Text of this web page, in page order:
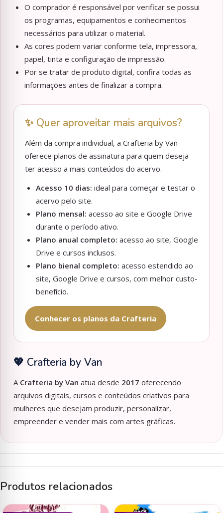
O comprador é responsável por verificar se possui
os programas, equipamentos e conhecimentos
necessários para utilizar o material.
As cores podem variar conforme tela, impressora,
papel, tinta e configuração de impressão.
Por se tratar de produto digital, confira todas as
informações antes de finalizar a compra.
✨ Quer aproveitar mais arquivos?
Além da compra individual, a Crafteria by Van
oferece planos de assinatura para quem deseja
ter acesso a mais conteúdos do acervo.
Acesso 10 dias: ideal para começar e testar o
acervo pelo site.
Plano mensal: acesso ao site e Google Drive
durante o período ativo.
Plano anual completo: acesso ao site, Google
Drive e cursos inclusos.
Plano bienal completo: acesso estendido ao
site, Google Drive e cursos, com melhor custo-
benefício.
Conhecer os planos da Crafteria
💖 Crafteria by Van
A Crafteria by Van atua desde 2017 oferecendo
arquivos digitais, cursos e conteúdos criativos para
mulheres que desejam produzir, personalizar,
empreender e vender mais com artes gráficas.
Produtos relacionados